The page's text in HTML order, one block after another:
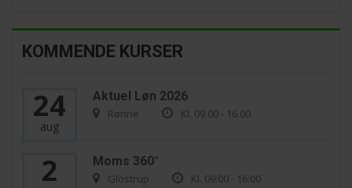
KOMMENDE KURSER
24
aug
Aktuel Løn 2026
Rønne Kl. 09.00 - 16.00
2 Moms 360°
Glostrup Kl. 09:00 - 16:00